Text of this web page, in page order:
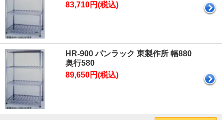
83,710円(税込)
HR-900 パンラック 東製作所 幅880
奥行580
89,650円(税込)